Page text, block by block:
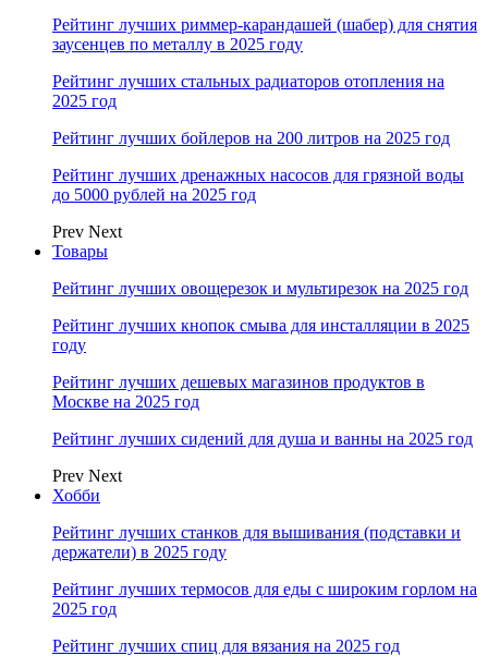
Рейтинг лучших риммер-карандашей (шабер) для снятия
заусенцев по металлу в 2025 году
Рейтинг лучших стальных радиаторов отопления на
2025 год
Рейтинг лучших бойлеров на 200 литров на 2025 год
Рейтинг лучших дренажных насосов для грязной воды
до 5000 рублей на 2025 год
Prev Next
Товары
Рейтинг лучших овощерезок и мультирезок на 2025 год
Рейтинг лучших кнопок смыва для инсталляции в 2025
году
Рейтинг лучших дешевых магазинов продуктов в
Москве на 2025 год
Рейтинг лучших сидений для душа и ванны на 2025 год
Prev Next
Хобби
Рейтинг лучших станков для вышивания (подставки и
держатели) в 2025 году
Рейтинг лучших термосов для еды с широким горлом на
2025 год
Рейтинг лучших спиц для вязания на 2025 год